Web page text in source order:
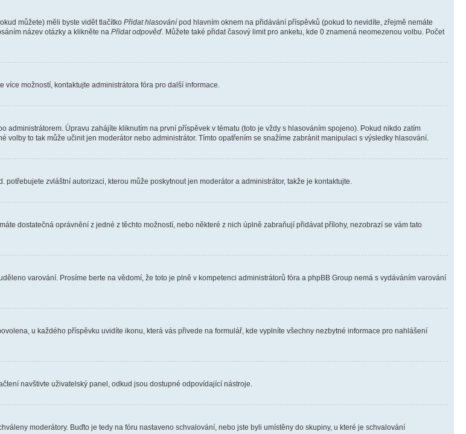
můžete) měli byste vidět tlačítko Přidat hlasovánípod hlavním oknem na přidávání příspěvků (pokud to nevidíte, zřejmě nemáte
název otázky a klikněte na Přidat odpověď. Můžete také přidat časový limit pro anketu, kde 0 znamená neomezenou volbu. Počet
možností, kontaktujte administrátora fóra pro další informace.
Úpravu zahájíte kliknutím na první příspěvek v tématu (toto je vždy s hlasováním spojeno). Pokud nikdo zatím
to tak může učinit jen moderátor nebo administrátor. Tímto opatřením se snažíme zabránit manipulaci s výsledky hlasování.
zvláštní autorizaci, kterou může poskytnout jen moderátor a administrátor, takže je kontaktujte.
dostatečná oprávnění z jedné z těchto možností, nebo některé z nich úplně zabraňují přidávat přílohy, nezobrazí se vám tato
varování. Prosíme berte na vědomí, že toto je plně v kompetenci administrátorů fóra a phpBB Group nemá s vydáváním varování
u každého příspěvku uvidíte ikonu, která vás přivede na formulář, kde vyplníte všechny nezbytné informace pro nahlášení
navštivte uživatelský panel, odkud jsou dostupné odpovídající nástroje.
moderátory. Buďto je tedy na fóru nastaveno schvalování, nebo jste byli umístěny do skupiny, u které je schvalování